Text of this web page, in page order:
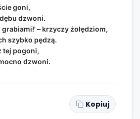
goni,
dzwoni.
– krzyczy żołędziom,
szybko pędzą.
tej pogoni,
dzwoni.
Kopiuj